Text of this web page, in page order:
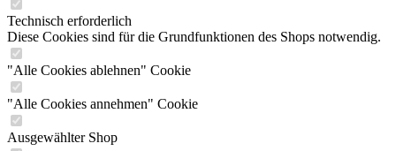
Technisch erforderlich
Diese Cookies sind für die Grundfunktionen des Shops notwendig.
"Alle Cookies ablehnen" Cookie
"Alle Cookies annehmen" Cookie
Ausgewählter Shop